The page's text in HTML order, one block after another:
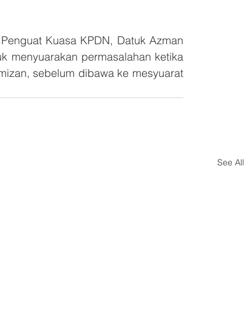
Kuasa KPDN, Datuk Azman
menyuarakan permasalahan ketika
sebelum dibawa ke mesyuarat
See All